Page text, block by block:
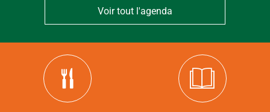
Voir tout l'agenda